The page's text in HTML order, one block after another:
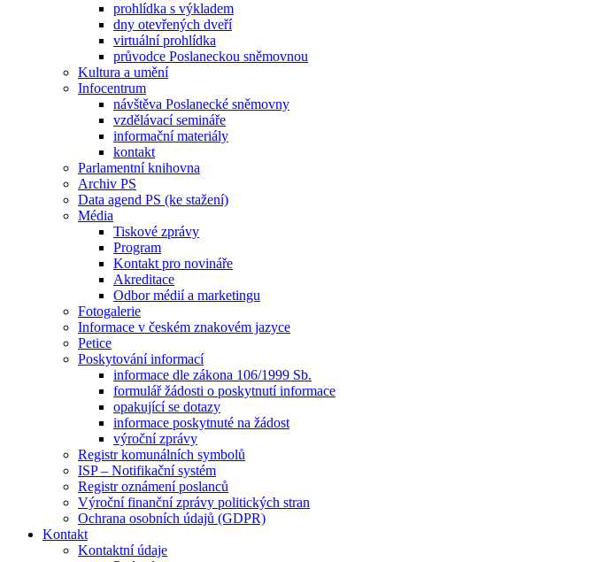
prohlídka s výkladem
dny otevřených dveří
virtuální prohlídka
průvodce Poslaneckou sněmovnou
Kultura a umění
Infocentrum
návštěva Poslanecké sněmovny
vzdělávací semináře
informační materiály
kontakt
Parlamentní knihovna
Archiv PS
Data agend PS (ke stažení)
Média
Tiskové zprávy
Program
Kontakt pro novináře
Akreditace
Odbor médií a marketingu
Fotogalerie
Informace v českém znakovém jazyce
Petice
Poskytování informací
informace dle zákona 106/1999 Sb.
formulář žádosti o poskytnutí informace
opakující se dotazy
informace poskytnuté na žádost
výroční zprávy
Registr komunálních symbolů
ISP – Notifikační systém
Registr oznámení poslanců
Výroční finanční zprávy politických stran
Ochrana osobních údajů (GDPR)
Kontakt
Kontaktní údaje